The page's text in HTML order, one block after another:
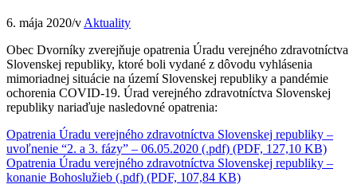
6. mája 2020/v Aktuality
Obec Dvorníky zverejňuje opatrenia Úradu verejného zdravotníctva
Slovenskej republiky, ktoré boli vydané z dôvodu vyhlásenia
mimoriadnej situácie na území Slovenskej republiky a pandémie
ochorenia COVID-19. Úrad verejného zdravotníctva Slovenskej
republiky nariaďuje nasledovné opatrenia:
Opatrenia Úradu verejného zdravotníctva Slovenskej republiky –
uvoľnenie “2. a 3. fázy” – 06.05.2020 (.pdf) (PDF, 127,10 KB)
Opatrenia Úradu verejného zdravotníctva Slovenskej republiky –
konanie Bohoslužieb (.pdf) (PDF, 107,84 KB)